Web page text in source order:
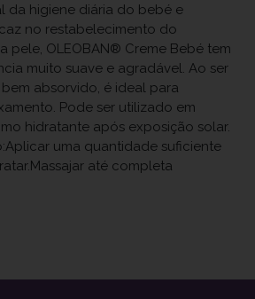
da higiene diária do bebé e
no restabelecimento do
pele, OLEOBAN® Creme Bebé tem
muito suave e agradável. Ao ser
absorvido, é ideal para
Pode ser utilizado em
hidratante após exposição solar.
uma quantidade suficiente
até completa